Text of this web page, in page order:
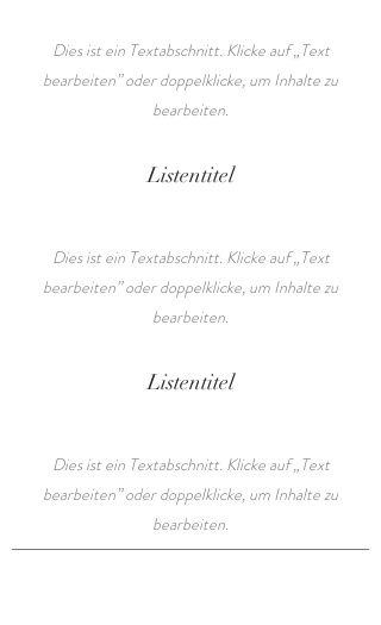
Dies ist ein Textabschnitt. Klicke auf „Text
bearbeiten” oder doppelklicke, um Inhalte zu
bearbeiten.
Listentitel
Dies ist ein Textabschnitt. Klicke auf „Text
bearbeiten” oder doppelklicke, um Inhalte zu
bearbeiten.
Listentitel
Dies ist ein Textabschnitt. Klicke auf „Text
bearbeiten” oder doppelklicke, um Inhalte zu
bearbeiten.